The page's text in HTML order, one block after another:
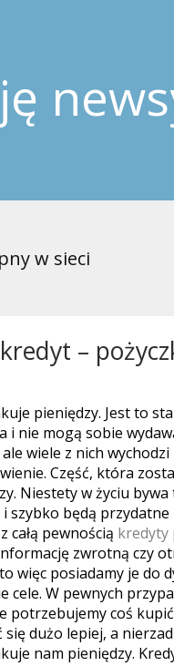
w sieci
–
pieniędzy. Jest to
i nie mogą sobie
wiele z nich
Część, która
Niestety w życiu
szybko będą
całą pewnością kredyty
zwrotną czy
więc posiadamy je do
W pewnych
potrzebujemy coś
dużo lepiej, a
nam pieniędzy.